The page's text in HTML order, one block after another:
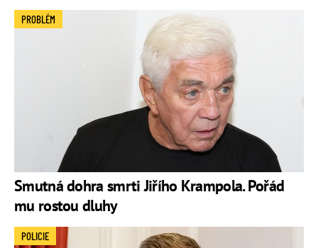
Smutná dohra smrti Jiřího Krampola. Pořád
mu rostou dluhy
PROBLÉM
POLICIE